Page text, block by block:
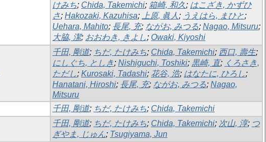
けみち; Chida, Takemichi; 箱崎, 和久; はこざき, かずひ
さ; Hakozaki, Kazuhisa; 上原, 眞人 ; うえはら, まひと;
Uehara, Mahito; 長尾, 充; ながお, みつる; Nagao, Mitsuru;
大脇, 潔; おおわき, きよし; Owaki, Kiyoshi
千田, 剛道; ちだ, たけみち; Chida, Takemichi; 西口, 壽生;
にしぐち, としき; Nishiguchi, Toshiki; 黒崎, 直; くろさき,
ただし; Kurosaki, Tadashi; 花谷, 浩; はなたに, ひろし;
Hanatani, Hiroshi; 長尾, 充; ながお, みつる; Nagao,
Mitsuru
千田, 剛道; ちだ, たけみち; Chida, Takemichi
千田, 剛道; ちだ, たけみち; Chida, Takemichi; 次山, 淳; つ
ぎやま, じゅん; Tsugiyama, Jun